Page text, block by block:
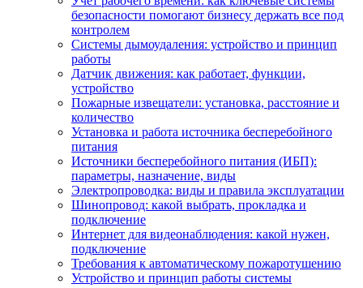
безопасности помогают бизнесу держать все под
контролем
Системы дымоудаления: устройство и принцип
работы
Датчик движения: как работает, функции,
устройство
Пожарные извещатели: установка, расстояние и
количество
Установка и работа источника бесперебойного
питания
Источники бесперебойного питания (ИБП):
параметры, назначение, виды
Электропроводка: виды и правила эксплуатации
Шинопровод: какой выбрать, прокладка и
подключение
Интернет для видеонаблюдения: какой нужен,
подключение
Требования к автоматическому пожаротушению
Устройство и принцип работы системы